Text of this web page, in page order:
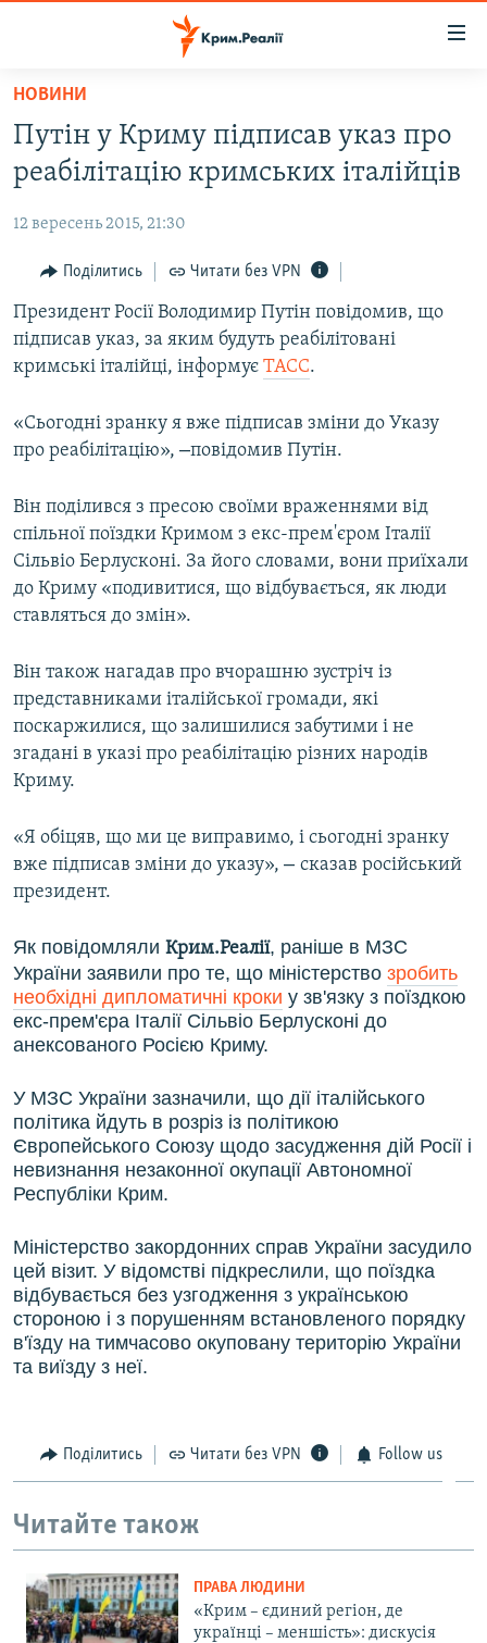
Перейти
основного
матеріалу
Перейти
до
навігації
Перейти
до
пошуку
ВОДА.КРИМ
ВІДЕО ТА ФОТО
ПОЛІТИКА
БЛОГИ
ПОГЛЯД
ІНТЕРВ'Ю
СПЕЦПРОЕКТИ
ВІДЕОУРОКИ «ELIFBE»
СВІДЧЕННЯ ОКУПАЦІЇ
УКРАЇНСЬКА ПРОБЛЕМА КРИМУ
ІНФОГРАФІКА
ЯК ОБІЙТИ БЛОКУВАННЯ
Русский
Qırımtatar
ДОЛУЧАЙСЯ!
Усі сайти RFE/RL
НОВИНИ
Путін у Криму підписав указ про
реабілітацію кримських італійців
12 вересень 2015, 21:30
Поділитись Читати без VPN
Президент Росії Володимир Путін повідомив, що
підписав указ, за яким будуть реабілітовані
кримські італійці, інформує ТАСС.
«Сьогодні зранку я вже підписав зміни до Указу
про реабілітацію», –повідомив Путін.
Він поділився з пресою своїми враженнями від
спільної поїздки Кримом з екс-прем'єром Італії
Сільвіо Берлусконі. За його словами, вони приїхали
до Криму «подивитися, що відбувається, як люди
ставляться до змін».
Він також нагадав про вчорашню зустріч із
представниками італійської громади, які
поскаржилися, що залишилися забутими і не
згадані в указі про реабілітацію різних народів
Криму.
«Я обіцяв, що ми це виправимо, і сьогодні зранку
вже підписав зміни до указу», – сказав російський
президент.
Як повідомляли Крим.Реалії, раніше в МЗС
України заявили про те, що міністерство зробить
необхідні дипломатичні кроки у зв'язку з поїздкою
екс-прем'єра Італії Сільвіо Берлусконі до
анексованого Росією Криму.
У МЗС України зазначили, що дії італійського
політика йдуть в розріз із політикою
Європейського Союзу щодо засудження дій Росії і
невизнання незаконної окупації Автономної
Республіки Крим.
Міністерство закордонних справ України засудило
цей візит. У відомстві підкреслили, що поїздка
відбувається без узгодження з українською
стороною і з порушенням встановленого порядку
в'їзду на тимчасово окуповану територію України
та виїзду з неї.
Поділитись Читати без VPN Follow us
Читайте також
ПРАВА ЛЮДИНИ
«Крим – єдиний регіон, де
українці – меншість»: дискусія